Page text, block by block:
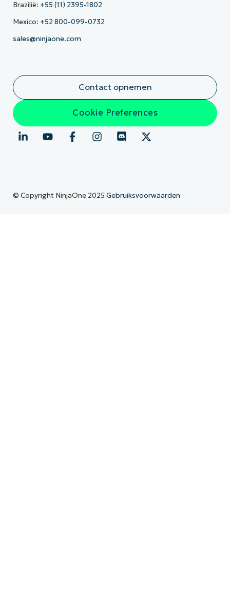
Brazilië: +55 (11) 2395-1802
Mexico: +52 800-099-0732
sales@ninjaone.com
Contact opnemen
Cookie Preferences
© Copyright NinjaOne 2025 Gebruiksvoorwaarden